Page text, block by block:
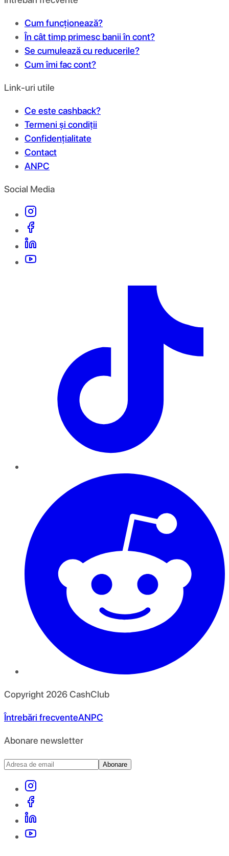
Cum funcționează?
În cât timp primesc banii în cont?
Se cumulează cu reducerile?
Cum îmi fac cont?
Link-uri utile
Ce este cashback?
Termeni și condiții
Confidențialitate
Contact
ANPC
Social Media
Copyright 2026CashClub
Întrebări frecventeANPC
Abonare newsletter
Abonare